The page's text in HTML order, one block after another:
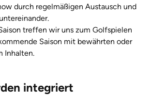
durch regelmäßigen Austausch und
treffen wir uns zum Golfspielen
Saison mit bewährten oder
Inhalten.
integriert